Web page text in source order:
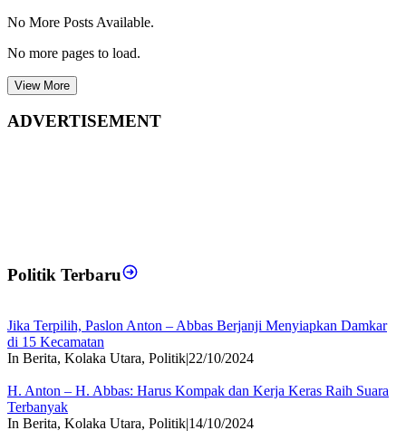
No More Posts Available.
No more pages to load.
View More
ADVERTISEMENT
Politik Terbaru
Jika Terpilih, Paslon Anton – Abbas Berjanji Menyiapkan Damkar
di 15 Kecamatan
In Berita, Kolaka Utara, Politik|22/10/2024
H. Anton – H. Abbas: Harus Kompak dan Kerja Keras Raih Suara
Terbanyak
In Berita, Kolaka Utara, Politik|14/10/2024